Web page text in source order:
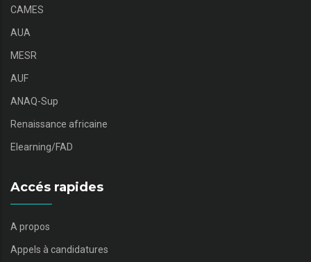
CAMES
AUA
MESR
AUF
ANAQ-Sup
Renaissance africaine
Elearning/FAD
Accés rapides
A propos
Appels à candidatures